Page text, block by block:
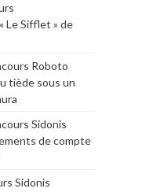
Le Sifflet » de
Roboto
tiède sous un
Sidonis
de compte
Sidonis